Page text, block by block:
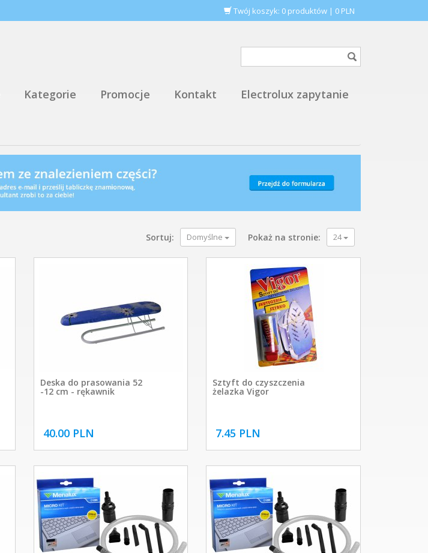
Twój koszyk: 0 produktów | 0 PLN
Kategorie Promocje Kontakt Electrolux zapytanie
Sortuj: Domyślne Pokaż na stronie: 24
Deska do prasowania 52
-12 cm - rękawnik
40.00 PLN
Sztyft do czyszczenia
żelazka Vigor
7.45 PLN